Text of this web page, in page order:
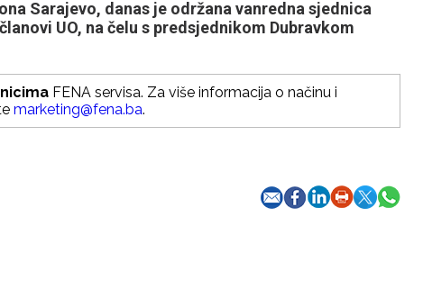
Sarajevo, danas je održana vanredna sjednica
UO, na čelu s predsjednikom Dubravkom
FENA servisa. Za više informacija o načinu i
marketing@fena.ba.